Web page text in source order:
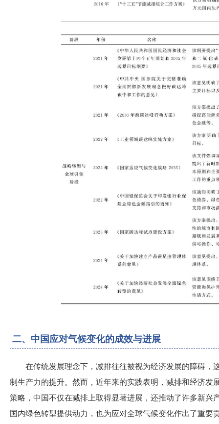
二、中国应对气候变化的成效与进展
在传统发展理念下，减排往往被视为经济发展的障碍，
制生产力的提升。然而，近年来的实践表明，减排和经济发
策略，中国不仅在减排上取得显著进展，还推动了许多新兴
国内绿色转型提供动力，也为应对全球气候变化作出了重要